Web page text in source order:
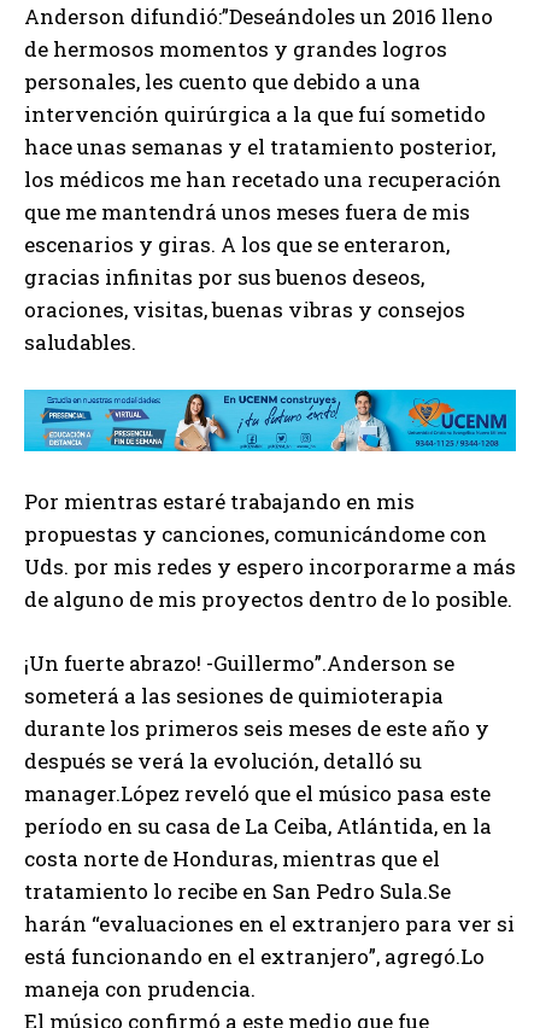
Anderson difundió:”Deseándoles un 2016 lleno
de hermosos momentos y grandes logros
personales, les cuento que debido a una
intervención quirúrgica a la que fuí sometido
hace unas semanas y el tratamiento posterior,
los médicos me han recetado una recuperación
que me mantendrá unos meses fuera de mis
escenarios y giras. A los que se enteraron,
gracias infinitas por sus buenos deseos,
oraciones, visitas, buenas vibras y consejos
saludables.
Por mientras estaré trabajando en mis
propuestas y canciones, comunicándome con
Uds. por mis redes y espero incorporarme a más
de alguno de mis proyectos dentro de lo posible.
¡Un fuerte abrazo! -Guillermo”.Anderson se
someterá a las sesiones de quimioterapia
durante los primeros seis meses de este año y
después se verá la evolución, detalló su
manager.López reveló que el músico pasa este
período en su casa de La Ceiba, Atlántida, en la
costa norte de Honduras, mientras que el
tratamiento lo recibe en San Pedro Sula.Se
harán “evaluaciones en el extranjero para ver si
está funcionando en el extranjero”, agregó.Lo
maneja con prudencia.
El músico confirmó a este medio que fue